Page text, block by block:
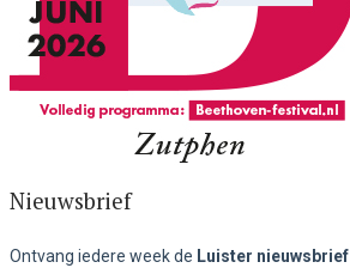
Nieuwsbrief
Ontvang iedere week de Luister nieuwsbrief